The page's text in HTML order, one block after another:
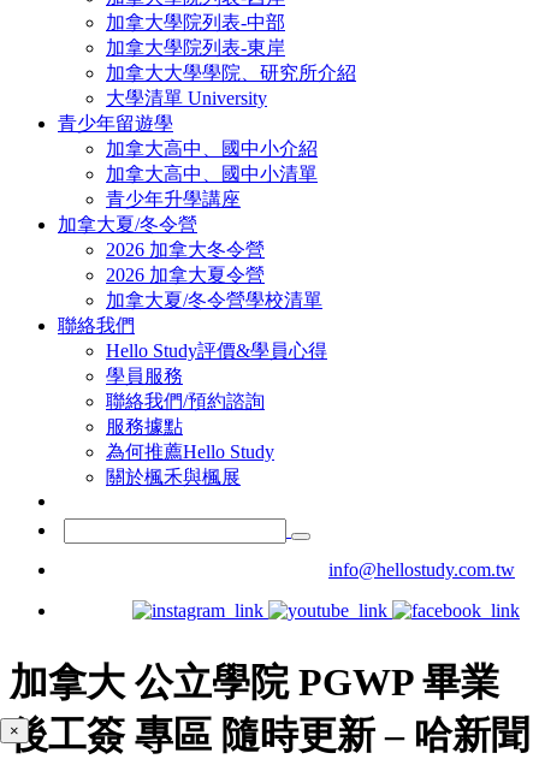
加拿大學院列表-中部
加拿大學院列表-東岸
加拿大大學學院、研究所介紹
大學清單 University
青少年留遊學
加拿大高中、國中小介紹
加拿大高中、國中小清單
青少年升學講座
加拿大夏/冬令營
2026 加拿大冬令營
2026 加拿大夏令營
加拿大夏/冬令營學校清單
聯絡我們
Hello Study評價&學員心得
學員服務
聯絡我們/預約諮詢
服務據點
為何推薦Hello Study
關於楓禾與楓展
info@hellostudy.com.tw
加拿大 公立學院 PGWP 畢業
後工簽 專區 隨時更新 – 哈新聞
×